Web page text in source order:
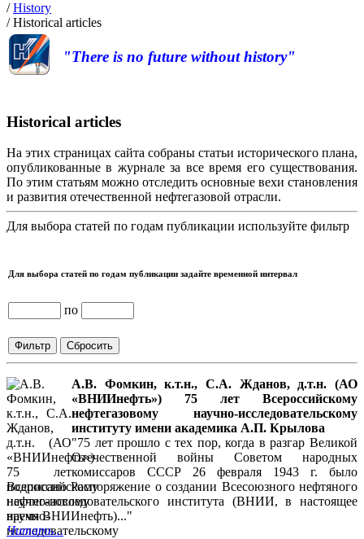
/History
/Historical articles
"There is no future without history"
Historical articles
На этих страницах сайта собраны статьи исторического плана,
опубликованные в журнале за все время его существования.
По этим статьям можно отследить основные вехи становления
и развития отечественной нефтегазовой отрасли.
Для выбора статей по годам публикации используйте фильтр
Для выбора статей по годам публикации задайте временной интервал
по
А.В. Фомкин, к.т.н., С.А. Жданов, д.т.н. (АО
«ВНИИнефть») 75 лет Всероссийскому
нефтегазовому научно-исследовательскому
институту имени академика А.П. Крылова
"75 лет прошло с тех пор, когда в разгар Великой
Отечественной войны Советом народных
комиссаров СССР 26 февраля 1943 г. было
подписано Распоряжение о создании Всесоюзного нефтяного
научно-исследовательского института (ВНИИ, в настоящее
время ВНИИнефть)..."
Читать...